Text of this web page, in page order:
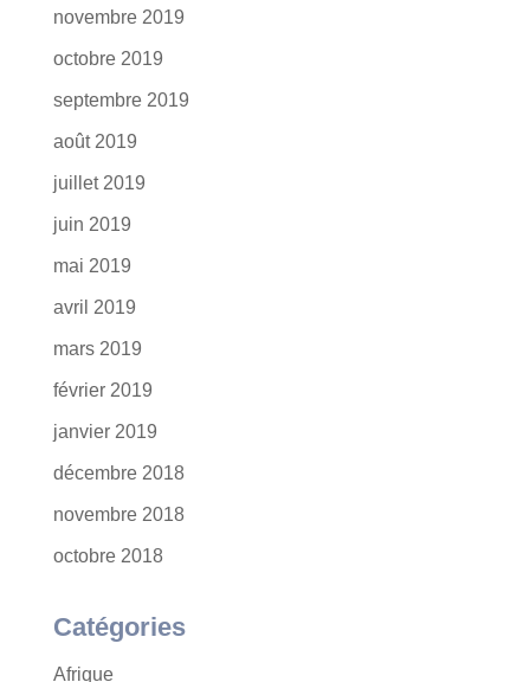
novembre 2019
octobre 2019
septembre 2019
août 2019
juillet 2019
juin 2019
mai 2019
avril 2019
mars 2019
février 2019
janvier 2019
décembre 2018
novembre 2018
octobre 2018
Catégories
Afrique